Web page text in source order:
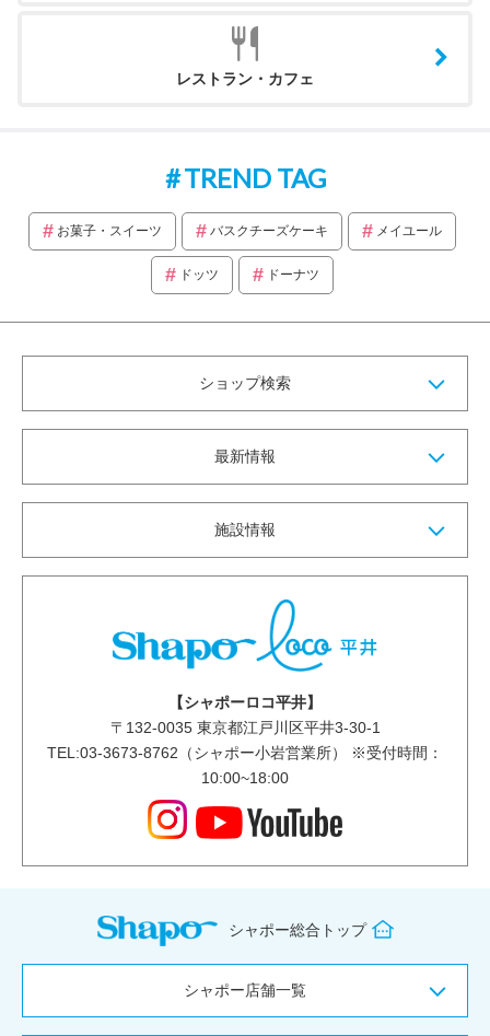
レストラン・カフェ
TREND TAG
お菓子・スイーツ バスクチーズケーキ メイユール
ドッツ ドーナツ
ショップ検索
最新情報
施設情報
【シャポーロコ平井】
〒 132-0035東京都江戸川区平井3-30-1
TEL:03-3673-8762（シャポー小岩営業所） ※受付時間：
10:00~18:00
シャポー総合トップ
シャポー店舗一覧